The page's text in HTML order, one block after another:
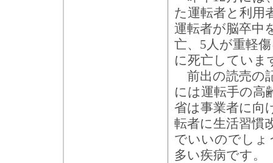
た運転者と利用
運転者が脳卒中
亡、5人が重軽
に死亡していま
前出の読売の
には運転手の高
省は事業者に向
転者に生活習慣
でいいのでしょ
多い疾病です。